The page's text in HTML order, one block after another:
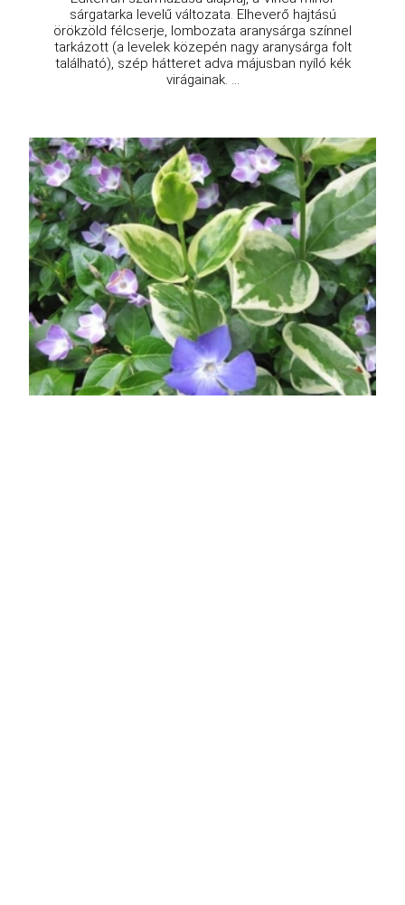
sárgatarka levelű változata. Elheverő hajtású
örökzöld félcserje, lombozata aranysárga színnel
tarkázott (a levelek közepén nagy aranysárga folt
található), szép hátteret adva májusban nyíló kék
virágainak. ...